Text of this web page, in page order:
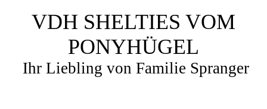
VDH SHELTIES VOM
PONYHÜGEL
Ihr Liebling von Familie Spranger